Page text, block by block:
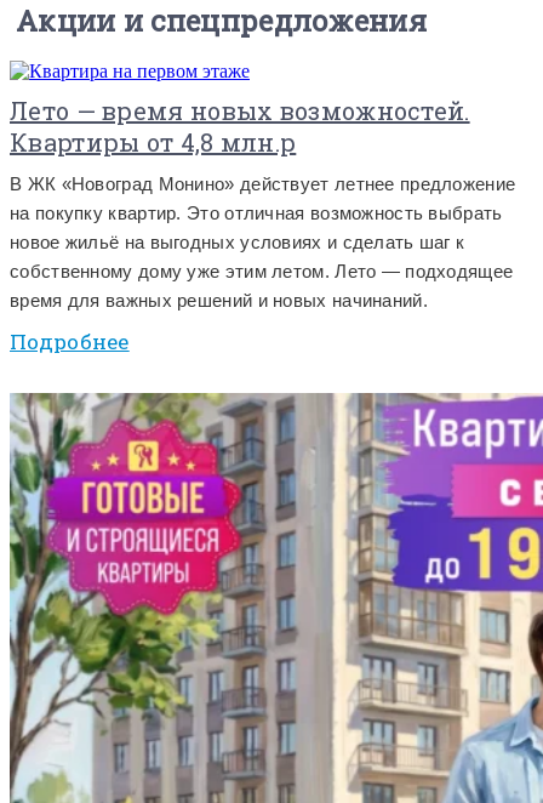
Акции и спецпредложения
Лето — время новых возможностей.
Квартиры от 4,8 млн.р
В ЖК «Новоград Монино» действует летнее предложение
на покупку квартир. Это отличная возможность выбрать
новое жильё на выгодных условиях и сделать шаг к
собственному дому уже этим летом. Лето — подходящее
время для важных решений и новых начинаний.
Подробнее